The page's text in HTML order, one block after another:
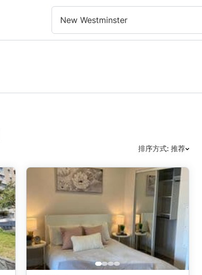
New Westminster
排序方式: 推荐
推荐
日期: 最新日期在前
日期: 过往日期在前
价格 - $$$ 到 $
价格 - $ 到 $$$